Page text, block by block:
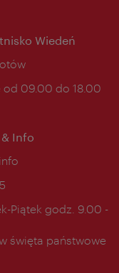
Wiedeń
od 09.00 do 18.00
Info
Piątek godz. 9.00 -
święta państwowe